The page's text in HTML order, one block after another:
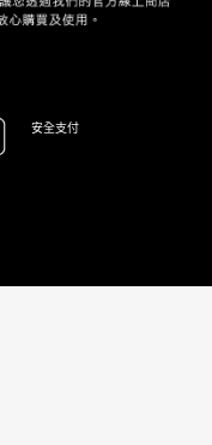
安全支付